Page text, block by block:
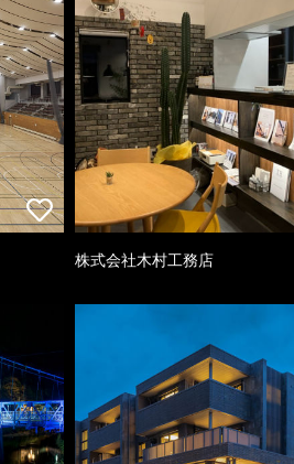
株式会社木村工務店